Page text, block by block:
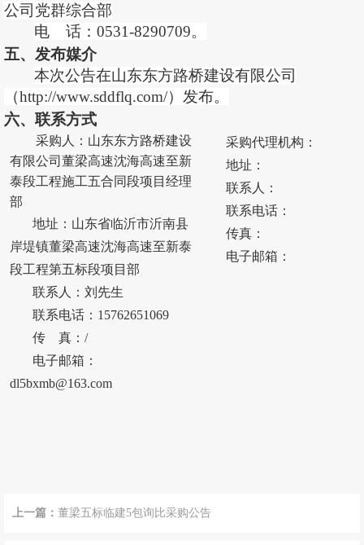
公司党群综合部
电
话： 0531-8290709。
五、发布媒介
本次公告在山东东方路桥建设有限公司
（http://www.sddflq.com/）发布。
六、联系方式
采购人： 山东东方路桥建设
有限公司 董梁高速沈海高速至新
泰段工程施工五合同段项目经理
部
地址： 山东省临沂市沂南县
岸堤镇董梁高速沈海高速至新泰
段工程第五标段项目部
联系人： 刘先生
联系电话： 15762651069
传
真： /
电子邮箱：
dl5bxmb@163.com
采购代理机构：
地址：
联系人：
联系电话：
传真：
电子邮箱：
上一篇： 董梁五标临建5包询比采购公告